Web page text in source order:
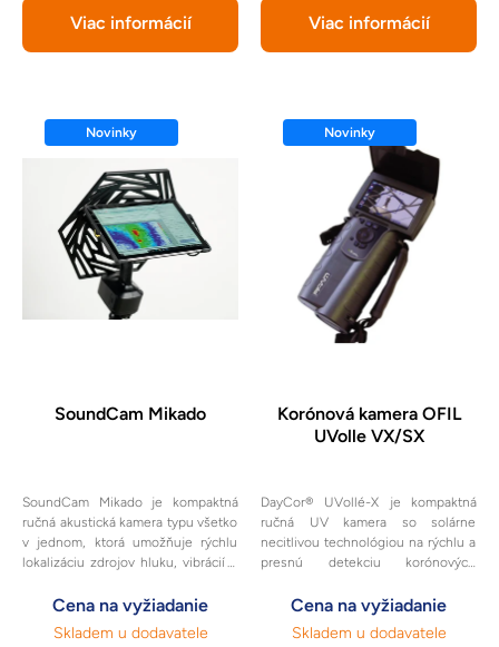
Viac informácií Viac informácií
Novinky
SoundCam Mikado
SoundCam Mikado je kompaktná
ručná akustická kamera typu všetko
v jednom, ktorá umožňuje rýchlu
lokalizáciu zdrojov hluku, vibrácií a
Cena na vyžiadanie
Skladem u dodavatele
Novinky
Korónová kamera OFIL
UVolle VX/SX
DayCor® UVollé-X je kompaktná
ručná UV kamera so solárne
necitlivou technológiou na rýchlu a
presnú detekciu korónových
vysokého napätia.
Cena na vyžiadanie
Skladem u dodavatele